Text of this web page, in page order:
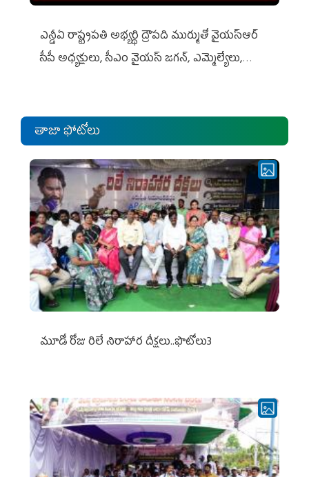
ఎన్డీఏ రాష్ట్ర‌ప‌తి అభ్య‌ర్థి ద్రౌప‌ది ముర్ముతో వైయ‌స్ఆర్
సీపీ అధ్య‌క్షులు, సీఎం వైయ‌స్ జ‌గ‌న్, ఎమ్మెల్యేలు,
తాజా ఫోటోలు
మూడో రోజు రిలే నిరాహార దీక్షలు..ఫొటోలు3